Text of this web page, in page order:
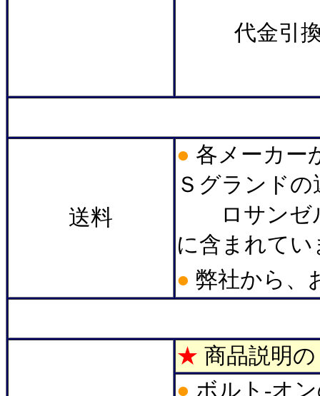
代金引
送料
● 各メーカー
Ｓグランド
ロサンゼル
に含まれてい
● 弊社から、
★ 商品説明の
● ボルト-オ